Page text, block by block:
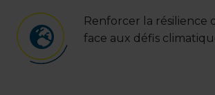
Renforcer la résilience
face aux défis